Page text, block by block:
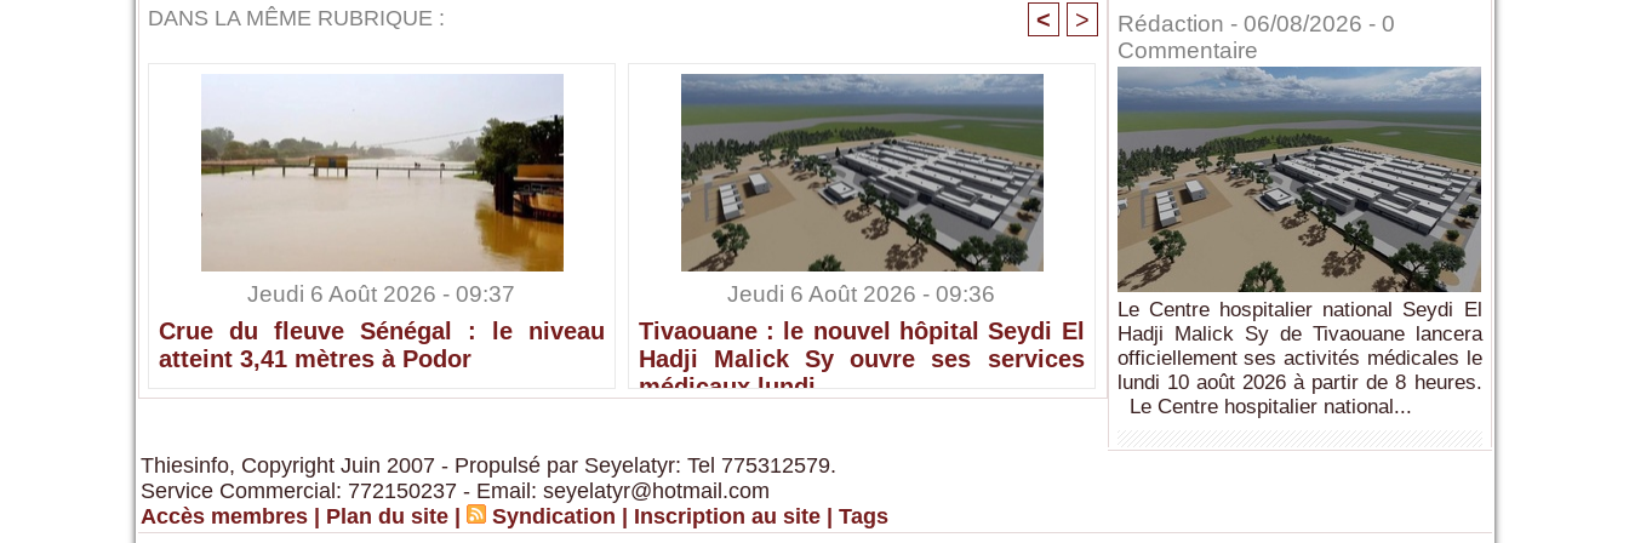
DANS LA MÊME RUBRIQUE : < >
Jeudi 6 Août 2026 - 09:37
Crue du fleuve Sénégal : le niveau
atteint 3,41 mètres à Podor
Jeudi 6 Août 2026 - 09:36
Tivaouane : le nouvel hôpital Seydi El
Hadji Malick Sy ouvre ses services
médicaux lundi
Rédaction - 06/08/2026 - 0
Commentaire
Le Centre hospitalier national Seydi El
Hadji Malick Sy de Tivaouane lancera
officiellement ses activités médicales le
lundi 10 août 2026 à partir de 8 heures.
Le Centre hospitalier national...
Thiesinfo, Copyright Juin 2007 - Propulsé par Seyelatyr: Tel 775312579.
Service Commercial: 772150237 - Email: seyelatyr@hotmail.com
Accès membres
Plan du site Syndication Inscription au site Tags